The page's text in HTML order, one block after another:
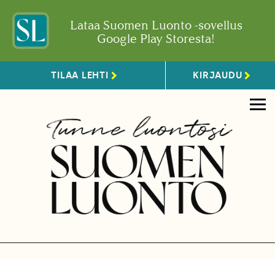
Lataa Suomen Luonto -sovellus
Google Play Storesta!
TILAA LEHTI KIRJAUDU